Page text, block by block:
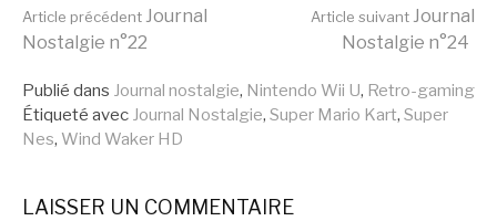
Lire
la
suite
Article précédent Journal
Nostalgie n°22
Article suivant Journal
Nostalgie n°24
Publié dans Journal nostalgie, Nintendo Wii U, Retro-gaming
Étiqueté avec Journal Nostalgie, Super Mario Kart, Super
Nes, Wind Waker HD
LAISSER UN COMMENTAIRE